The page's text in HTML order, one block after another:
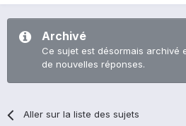
Archivé
Ce sujet est désormais archivé
de nouvelles réponses.
Aller sur la liste des sujets